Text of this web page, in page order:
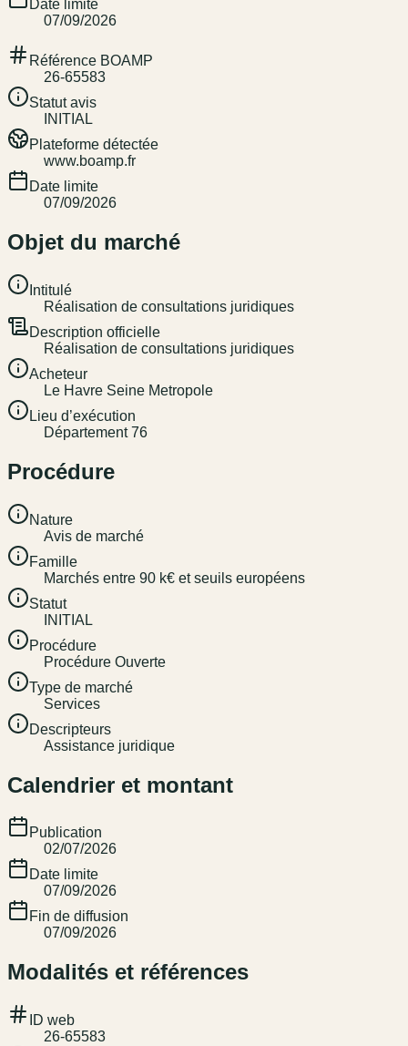
Date limite
07/09/2026
Référence BOAMP
26-65583
Statut avis
INITIAL
Plateforme détectée
www.boamp.fr
Date limite
07/09/2026
Objet du marché
Intitulé
Réalisation de consultations juridiques
Description officielle
Réalisation de consultations juridiques
Acheteur
Le Havre Seine Metropole
Lieu d’exécution
Département 76
Procédure
Nature
Avis de marché
Famille
Marchés entre 90 k€ et seuils européens
Statut
INITIAL
Procédure
Procédure Ouverte
Type de marché
Services
Descripteurs
Assistance juridique
Calendrier et montant
Publication
02/07/2026
Date limite
07/09/2026
Fin de diffusion
07/09/2026
Modalités et références
ID web
26-65583